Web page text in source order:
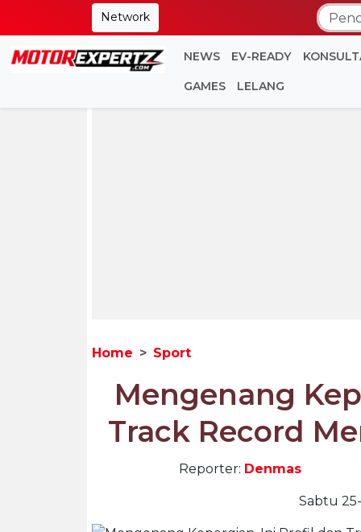
Network
NEWS EV-READY
GAMES LELANG
Home Sport
Mengenang
Track Record
Reporter: Denmas
Sabtu